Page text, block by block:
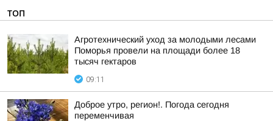
ТОП
Агротехнический уход за молодыми лесами
Поморья провели на площади более 18
тысяч гектаров
09:11
Доброе утро, регион!. Погода сегодня
переменчивая